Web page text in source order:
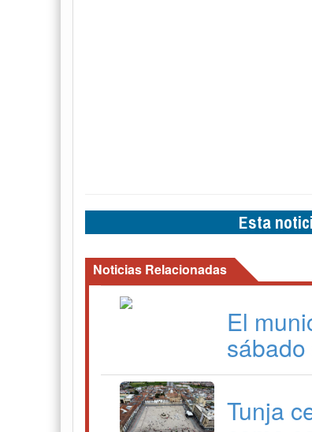
Esta
Noticias Relacionadas
El
Tunja